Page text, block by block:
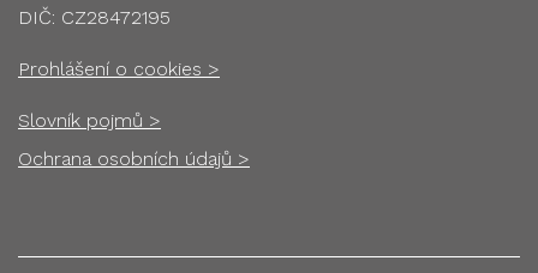
DIČ: CZ28472195
Prohlášení o cookies >
Slovník pojmů >
Ochrana osobních údajů >